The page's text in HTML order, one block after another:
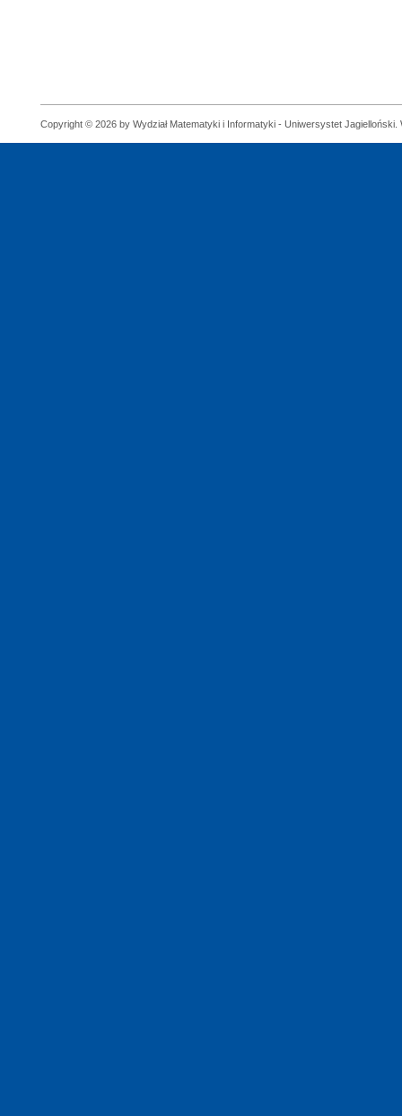
Copyright © 2026 by Wydział Matematyki i Informatyki - Uniwersystet